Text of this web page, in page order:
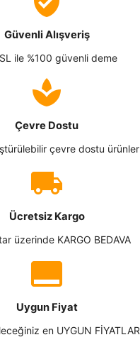
Güvenli Alışveriş
ile %100 güvenli deme
Çevre Dostu
çevre dostu ürünler
Ücretsiz Kargo
üzerinde KARGO BEDAVA
Uygun Fiyat
en UYGUN FİYATLAR